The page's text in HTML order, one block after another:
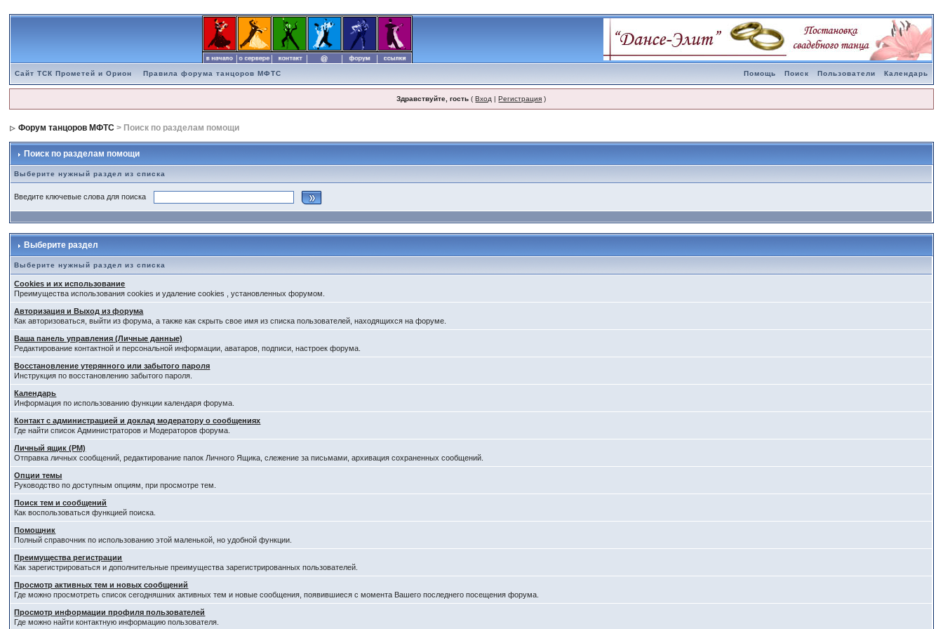
Сайт ТСК Прометей и Орион Правила форума танцоров МФТС Помощь Поиск Пользователи Календарь
Здравствуйте, гость (Вход |Регистрация )
Форум танцоров МФТС > Поиск по разделам помощи
Поиск по разделам помощи
Выберите нужный раздел из списка
Введите ключевые слова для поиска
Выберите раздел
Выберите нужный раздел из списка
Cookies и их использование
Преимущества использования cookies и удаление cookies , установленных форумом.
Авторизация и Выход из форума
Как авторизоваться, выйти из форума, а также как скрыть свое имя из списка пользователей, находящихся на форуме.
Ваша панель управления (Личные данные)
Редактирование контактной и персональной информации, аватаров, подписи, настроек форума.
Восстановление утерянного или забытого пароля
Инструкция по восстановлению забытого пароля.
Календарь
Информация по использованию функции календаря форума.
Контакт с администрацией и доклад модератору о сообщениях
Где найти список Администраторов и Модераторов форума.
Личный ящик (PM)
Отправка личных сообщений, редактирование папок Личного Ящика, слежение за письмами, архивация сохраненных сообщений.
Опции темы
Руководство по доступным опциям, при просмотре тем.
Поиск тем и сообщений
Как воспользоваться функцией поиска.
Помощник
Полный справочник по использованию этой маленькой, но удобной функции.
Преимущества регистрации
Как зарегистрироваться и дополнительные преимущества зарегистрированных пользователей.
Просмотр активных тем и новых сообщений
Где можно просмотреть список сегодняшних активных тем и новые сообщения, появившиеся с момента Вашего последнего посещения форума.
Просмотр информации профиля пользователей
Где можно найти контактную информацию пользователя.